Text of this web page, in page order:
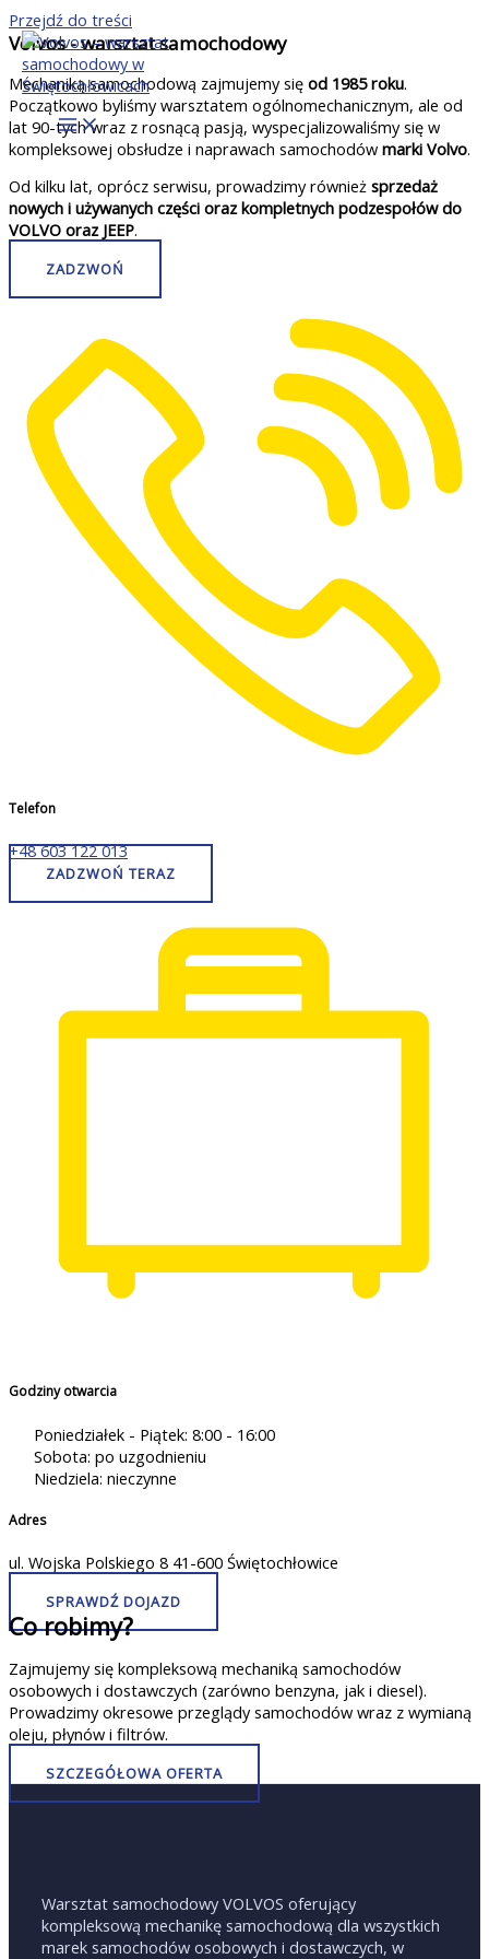
Przejdź do treści
Volvos - warsztat samochodowy
Mechaniką samochodową zajmujemy się od 1985 roku.
Początkowo byliśmy warsztatem ogólnomechanicznym, ale od
lat 90-tych wraz z rosnącą pasją, wyspecjalizowaliśmy się w
kompleksowej obsłudze i naprawach samochodów marki Volvo.
Od kilku lat, oprócz serwisu, prowadzimy również sprzedaż
nowych i używanych części oraz kompletnych podzespołów do
VOLVO oraz JEEP.
ZADZWOŃ
Telefon
+48 603 122 013
ZADZWOŃ TERAZ
Godziny otwarcia
Poniedziałek - Piątek: 8:00 - 16:00
Sobota: po uzgodnieniu
Niedziela: nieczynne
Adres
ul. Wojska Polskiego 8 41-600 Świętochłowice
SPRAWDŹ DOJAZD
Co robimy?
Zajmujemy się kompleksową mechaniką samochodów
osobowych i dostawczych (zarówno benzyna, jak i diesel).
Prowadzimy okresowe przeglądy samochodów wraz z wymianą
oleju, płynów i filtrów.
SZCZEGÓŁOWA OFERTA
Warsztat samochodowy VOLVOS oferujący
kompleksową mechanikę samochodową dla wszystkich
marek samochodów osobowych i dostawczych, w